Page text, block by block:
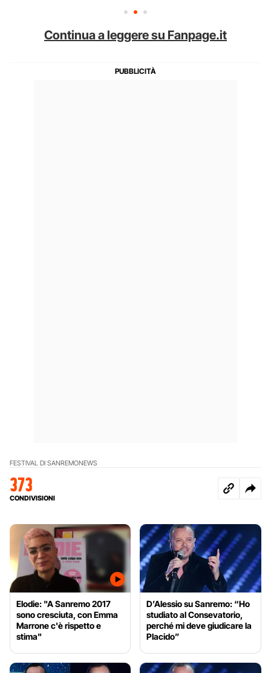
Continua a leggere su Fanpage.it
FESTIVAL DI SANREMONEWS
373
CONDIVISIONI
Elodie: "A Sanremo 2017
sono cresciuta, con Emma
Marrone c'è rispetto e
stima"
D’Alessio su Sanremo: “Ho
studiato al Consevatorio,
perché mi deve giudicare la
Placido”